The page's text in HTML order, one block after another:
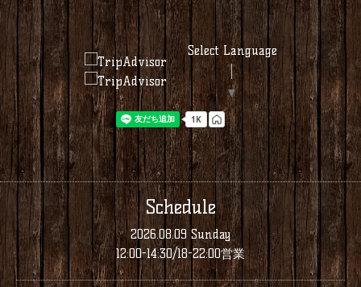
Select Language
▼
Schedule
2026.08.09 Sunday
12:00-14:30/18-22:00営業